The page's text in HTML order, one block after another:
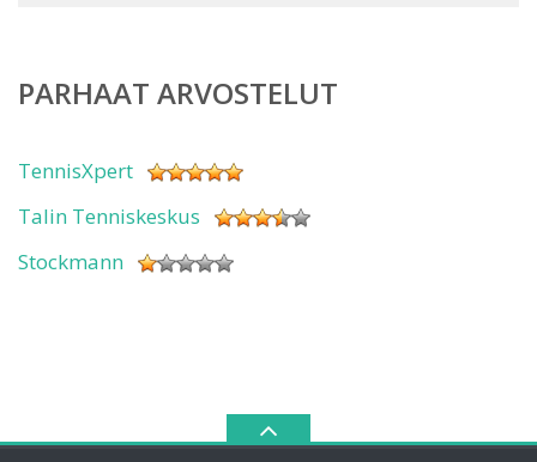
PARHAAT ARVOSTELUT
TennisXpert
Talin Tenniskeskus
Stockmann